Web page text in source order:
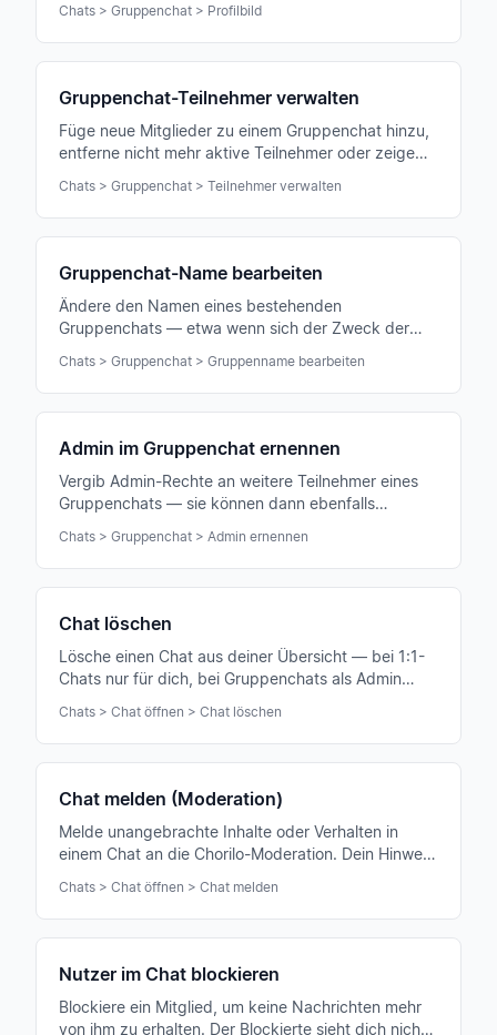
Chats > Gruppenchat > Profilbild
Gruppenchat-Teilnehmer verwalten
Füge neue Mitglieder zu einem Gruppenchat hinzu,
entferne nicht mehr aktive Teilnehmer oder zeige
Chats > Gruppenchat > Teilnehmer verwalten
Gruppenchat-Name bearbeiten
Ändere den Namen eines bestehenden
Gruppenchats — etwa wenn sich der Zweck der
passender ist.
Chats > Gruppenchat > Gruppenname bearbeiten
Admin im Gruppenchat ernennen
Vergib Admin-Rechte an weitere Teilnehmer eines
Gruppenchats — sie können dann ebenfalls
Chats > Gruppenchat > Admin ernennen
Chat löschen
Lösche einen Chat aus deiner Übersicht — bei 1:1-
Chats nur für dich, bei Gruppenchats als Admin
Chats > Chat öffnen > Chat löschen
Chat melden (Moderation)
Melde unangebrachte Inhalte oder Verhalten in
einem Chat an die Chorilo-Moderation. Dein Hinweis
Chats > Chat öffnen > Chat melden
Nutzer im Chat blockieren
Blockiere ein Mitglied, um keine Nachrichten mehr
von ihm zu erhalten. Der Blockierte sieht dich nicht